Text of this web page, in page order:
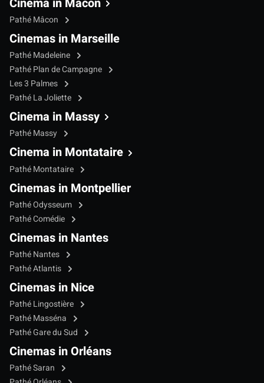
Pathé Mâcon
Cinemas in Marseille
Pathé Madeleine
Pathé Plan de Campagne
Les 3 Palmes
Pathé La Joliette
Cinema in Massy
Pathé Massy
Cinema in Montataire
Pathé Montataire
Cinemas in Montpellier
Pathé Odysseum
Pathé Comédie
Cinemas in Nantes
Pathé Nantes
Pathé Atlantis
Cinemas in Nice
Pathé Lingostière
Pathé Masséna
Pathé Gare du Sud
Cinemas in Orléans
Pathé Saran